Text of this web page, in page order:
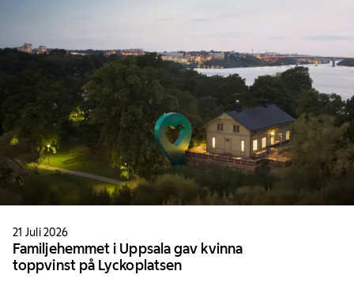
21 Juli 2026
Familjehemmet i Uppsala gav kvinna
toppvinst på Lyckoplatsen